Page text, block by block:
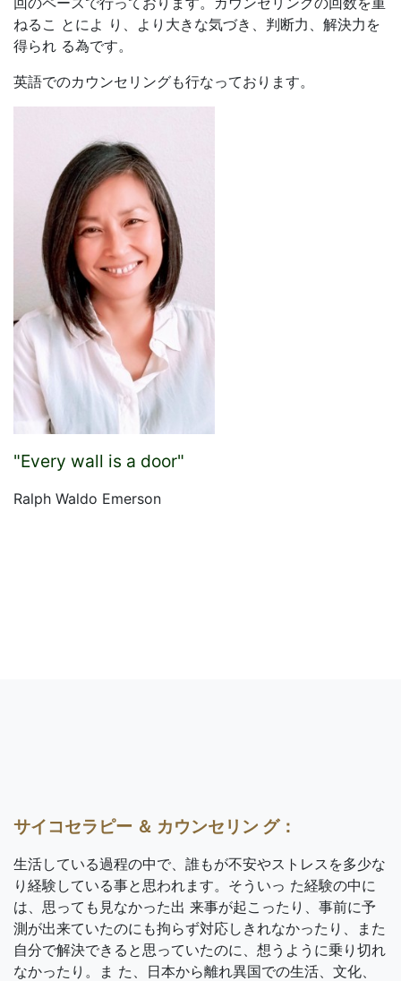
ねるこ とによ り、より大きな気づき、判断力、解決力を
得られ る為です。
英語でのカウンセリングも行なっております。
"Every wall is a door"
Ralph Waldo Emerson
サイコセラピー ＆ カウンセリン グ：
生活している過程の中で、誰もが不安やストレスを多少な
り経験している事と思われます。そういっ た経験の中に
は、思っても見なかった出 来事が起こったり、事前に予
測が出来ていたのにも拘らず対応しきれなかったり、また
自分で解決できると思っていたのに、想うように乗り切れ
なかったり。ま た、日本から離れ異国での生活、文化、